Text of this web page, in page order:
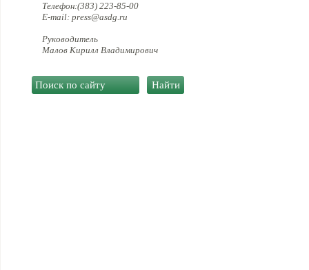
Телефон:(383) 223-85-00
E-mail: press@asdg.ru
Руководитель
Малов Кирилл Владимирович